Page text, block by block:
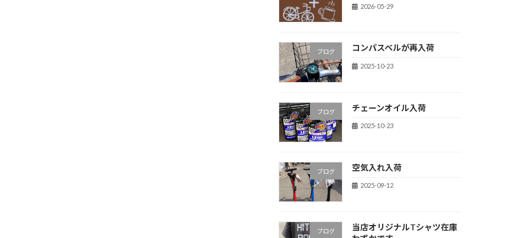
2026-05-29
ブログ コンパスベルが再入荷
2025-10-23
ブログ チェーンオイル入荷
2025-10-23
ブログ 空気入れ入荷
2025-09-12
ブログ
当店オリジナルTシャツ在庫